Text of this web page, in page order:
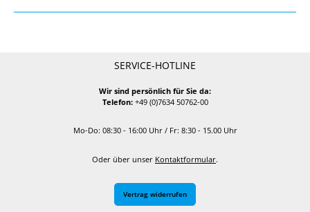
SERVICE-HOTLINE
Wir sind persönlich für Sie da:
Telefon:+49 (0)7634 50762-00
Mo-Do: 08:30 - 16:00 Uhr / Fr: 8:30 - 15.00 Uhr
Oder über unser Kontaktformular.
Vertrag widerrufen